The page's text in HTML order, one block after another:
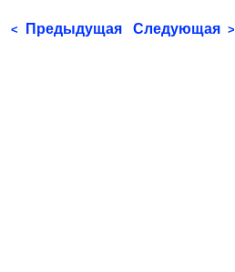
< Предыдущая Следующая >